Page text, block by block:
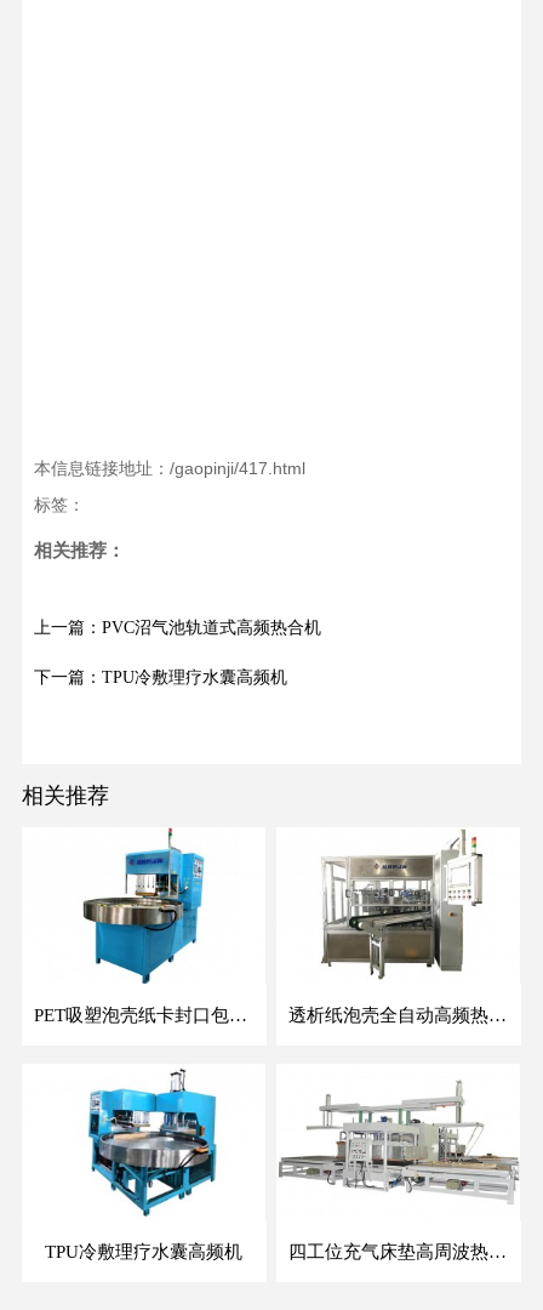
本信息链接地址：/gaopinji/417.html
标签：
相关推荐：
上一篇：PVC沼气池轨道式高频热合机
下一篇：TPU冷敷理疗水囊高频机
相关推荐
PET吸塑泡壳纸卡封口包装机 透析纸泡壳全自动高频热合机
TPU冷敷理疗水囊高频机 四工位充气床垫高周波热合机非标自动上下料